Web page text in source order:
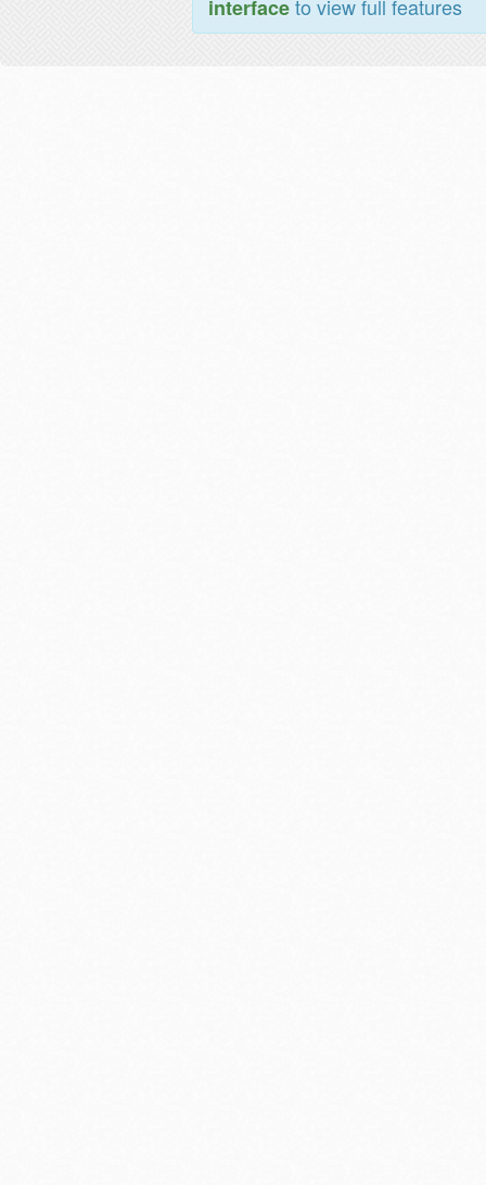
interfaceto view full features